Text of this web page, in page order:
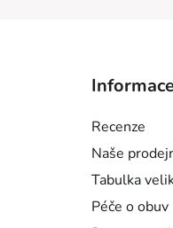
Recenze
Naše
Tabulka
Péče o obuv